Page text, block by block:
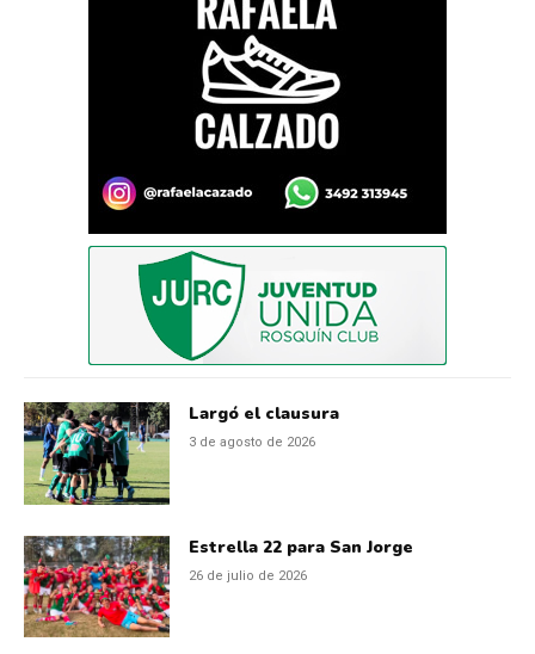
Largó el clausura
3 de agosto de 2026
Estrella 22 para San Jorge
26 de julio de 2026